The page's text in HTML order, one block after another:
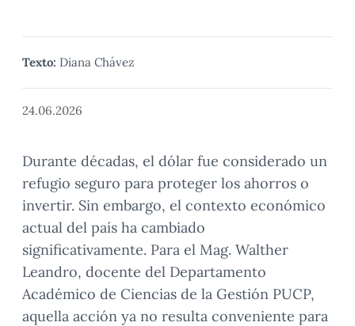
Texto: Diana Chávez
24.06.2026
Durante décadas, el dólar fue considerado un
refugio seguro para proteger los ahorros o
invertir. Sin embargo, el contexto económico
actual del país ha cambiado
significativamente. Para el Mag. Walther
Leandro, docente del Departamento
Académico de Ciencias de la Gestión PUCP,
aquella acción ya no resulta conveniente para